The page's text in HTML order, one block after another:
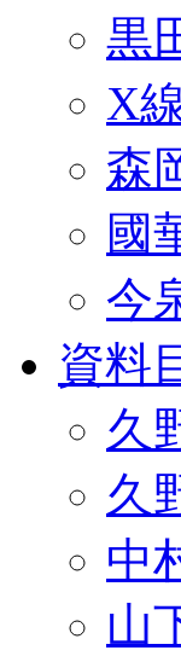
黒
X
森
國
今
資料
久
久
中
山